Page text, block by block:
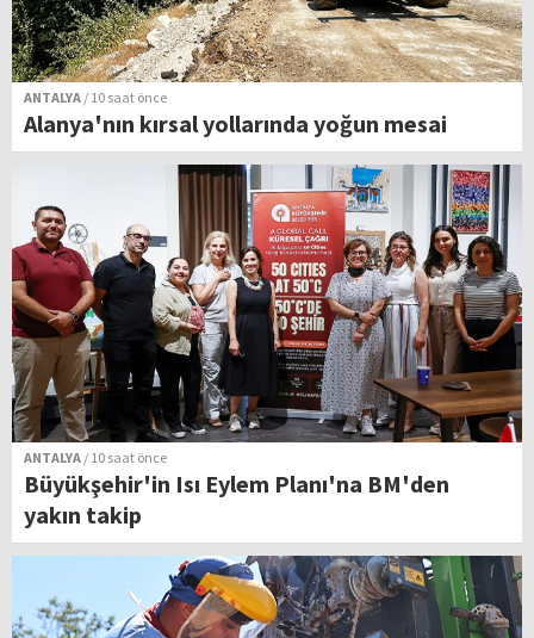
ANTALYA / 10 saat önce
Alanya'nın kırsal yollarında yoğun mesai
ANTALYA / 10 saat önce
Büyükşehir'in Isı Eylem Planı'na BM'den
yakın takip